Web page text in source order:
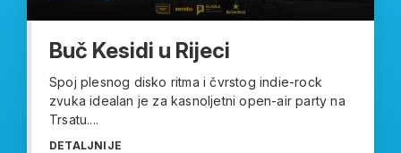
Buč Kesidi u Rijeci
Spoj plesnog disko ritma i čvrstog indie-rock
zvuka idealan je za kasnoljetni open-air party na
Trsatu....
DETALJNIJE